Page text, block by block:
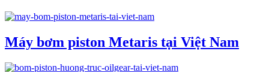
Máy bơm piston Metaris tại Việt Nam